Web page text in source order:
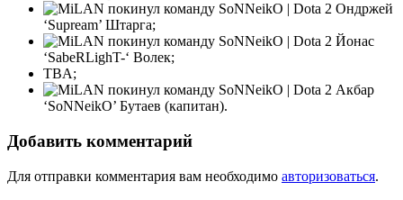
Ондржей
‘Supream’ Штарга;
Йонас
‘SabeRLighT-‘ Волек;
TBA;
Акбар
‘SoNNeikO’ Бутаев (капитан).
Добавить комментарий
Для отправки комментария вам необходимо авторизоваться.